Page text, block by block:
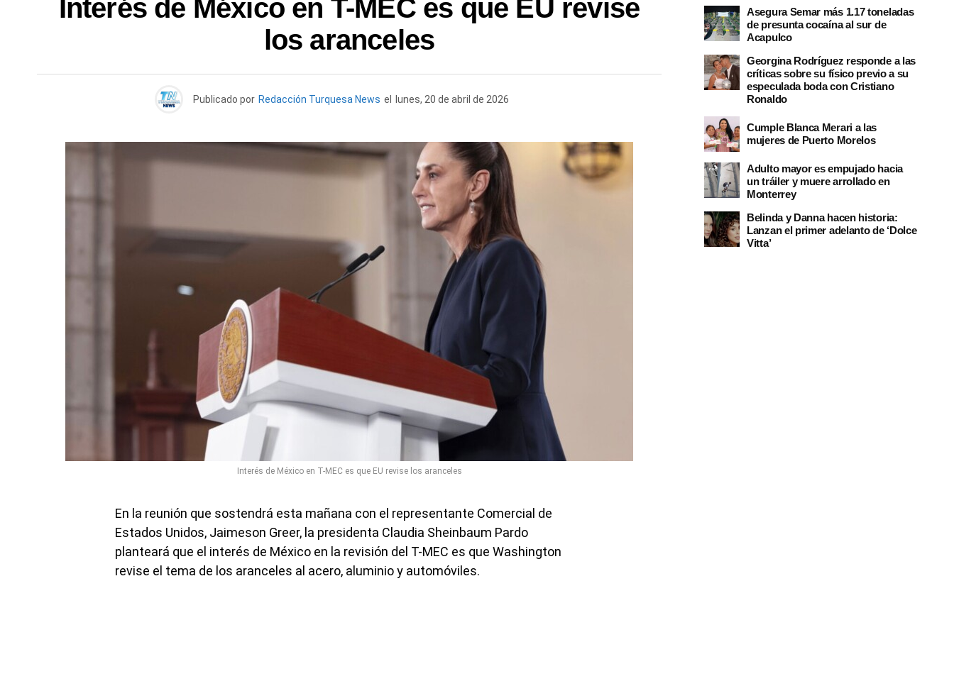
Interés de México en T-MEC es que EU revise
los aranceles
Publicado por Redacción Turquesa News el lunes, 20 de abril de 2026
Interés de México en T-MEC es que EU revise los aranceles
En la reunión que sostendrá esta mañana con el representante Comercial de
Estados Unidos, Jaimeson Greer, la presidenta Claudia Sheinbaum Pardo
planteará que el interés de México en la revisión del T-MEC es que Washington
revise el tema de los aranceles al acero, aluminio y automóviles.
Asegura Semar más 1.17 toneladas
de presunta cocaína al sur de
Acapulco
Georgina Rodríguez responde a las
críticas sobre su físico previo a su
especulada boda con Cristiano
Ronaldo
Cumple Blanca Merari a las
mujeres de Puerto Morelos
Adulto mayor es empujado hacia
un tráiler y muere arrollado en
Monterrey
Belinda y Danna hacen historia:
Lanzan el primer adelanto de ‘Dolce
Vitta’